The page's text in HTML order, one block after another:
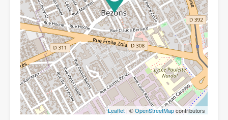
Leaflet | ©OpenStreetMapcontributors